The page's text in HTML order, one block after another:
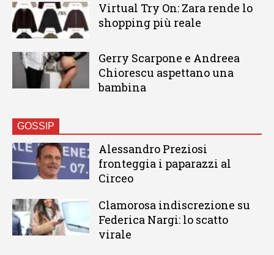
Virtual Try On: Zara rende lo
shopping più reale
Gerry Scarpone e Andreea
Chiorescu aspettano una
bambina
GOSSIP
Alessandro Preziosi
fronteggia i paparazzi al
Circeo
Clamorosa indiscrezione su
Federica Nargi: lo scatto
virale